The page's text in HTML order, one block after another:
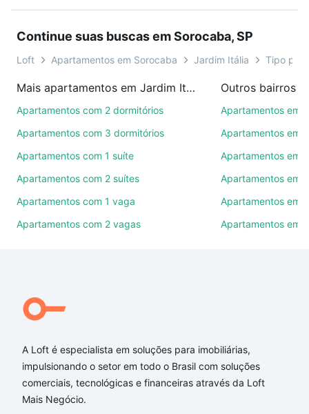
Itália, Sorocaba, SP para conquistar seu sonho.
é grátis, sem compromisso e você ainda conta com
mais de 46 mil corretores e imobiliárias te ajudando
Como escolher um imóvel?
Use barra de busca no topo para pesquisar por
também pode usar os filtros como quantidade de
quartos, suítes, com ou sem vaga de garagem para
combinar perfeitamente com o preço, metragem e
festas ou área verde e encontrar Apartamentos à
Itália, Sorocaba, SP?
Apartamentos à venda em Jardim Itália, Sorocaba,
SP que custam a partir de R$ 0 e com nossas
opções de financiamento imobiliário as parcelas
podem se adequar ao seu orçamento. Se ainda tem
Continue suas buscas em Sorocaba, SP
Loft Apartamentos em Sorocaba Jardim Itália Tipo
Mais apartamentos em Jardim Itália
Apartamentos com 2 dormitórios
Apartamentos com 3 dormitórios
Apartamentos com 1 suíte
Apartamentos com 2 suítes
Apartamentos com 1 vaga
Apartamentos com 2 vagas
Outros bairros
Apartamentos em
Apartamentos em
Apartamentos em
Apartamentos em
Apartamentos em
Apartamentos em
A Loft é especialista em soluções para imobiliárias,
impulsionando o setor em todo o Brasil com soluções
comerciais, tecnológicas e financeiras através da Loft
Mais Negócio.